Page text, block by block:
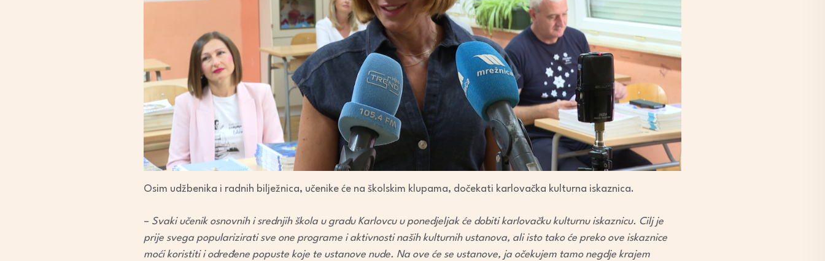
Osim udžbenika i radnih bilježnica, učenike će na školskim klupama, dočekati karlovačka kulturna iskaznica.
– Svaki učenik osnovnih i srednjih škola u gradu Karlovcu u ponedjeljak će dobiti karlovačku kulturnu iskaznicu. Cilj je
prije svega popularizirati sve one programe i aktivnosti naših kulturnih ustanova, ali isto tako će preko ove iskaznice
moći koristiti i određene popuste koje te ustanove nude. Na ove će se ustanove, ja očekujem tamo negdje krajem